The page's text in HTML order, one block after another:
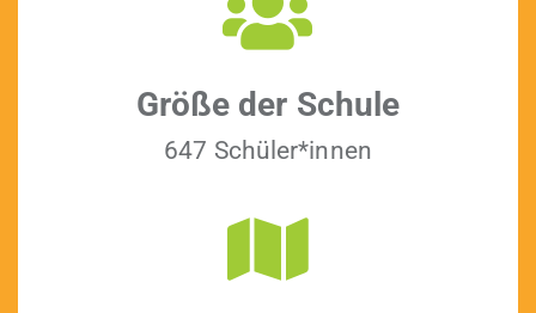
Größe der Schule
647 Schüler*innen